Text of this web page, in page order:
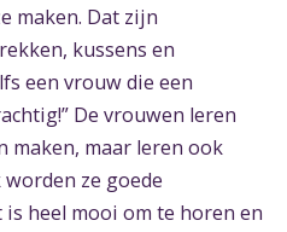
maken. Dat zijn
kussens en
een vrouw die een
De vrouwen leren
maken, maar leren ook
ze goede
heel mooi om te horen en